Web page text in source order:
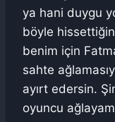
ya hani duygu
böyle
benim için
sahte
ayırt edersin.
oyuncu